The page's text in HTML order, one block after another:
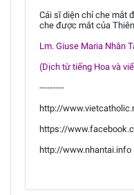
Cái sĩ diện chỉ che mắt
che được mắt của
Lm. Giuse Maria Nhân
(Dịch từ tiếng Hoa và
---------
http://
https://
http://www.nhantai.info